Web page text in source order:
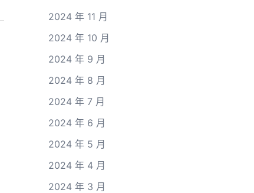
2024 年 11 月
2024 年 10 月
2024 年 9 月
2024 年 8 月
2024 年 7 月
2024 年 6 月
2024 年 5 月
2024 年 4 月
2024 年 3 月